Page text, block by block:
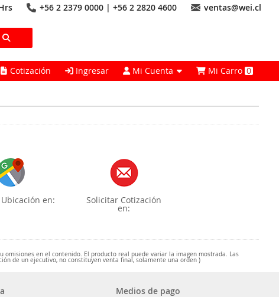
+56 2 2379 0000 | +56 2 2820 4600 ventas@wei.cl
Cotización Ingresar Mi Cuenta Mi Carro0
en: Solicitar Cotización
en:
en el contenido. El producto real puede variar la imagen mostrada. Las
de un ejecutivo, no constituyen venta final, solamente una orden )
Medios de pago